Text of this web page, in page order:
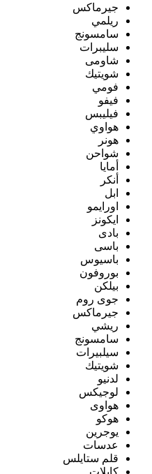
جيرماكس
ريلمي
سامسونج
سليبرات
شاومى
شويتيك
فومي
فيفو
فيليبس
هواوي
هونر
شواحن
أمايا
أنكر
ابل
اورايمو
ايكونز
بادى
باسى
باسيوس
بوروفون
بيلكن
جوى روم
جيرماكس
ريشي
سامسونج
سيلبيرات
شويتيك
لدنيو
لوجيكس
هواوى
هوكو
يوجرين
عدسات
قلم ستايلس